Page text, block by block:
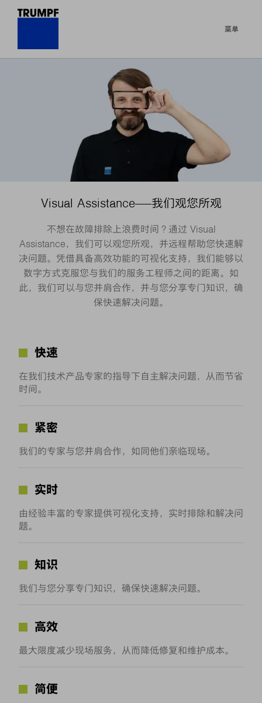
菜单
Visual Assistance——我们观您所观
不想在故障排除上浪费时间？通过 Visual
Assistance，我们可以观您所观，并远程帮助您快速解
决问题。凭借具备高效功能的可视化支持，我们能够以
数字方式克服您与我们的服务工程师之间的距离。如
此，我们可以与您并肩合作，并与您分享专门知识，确
保快速解决问题。
快速
在我们技术产品专家的指导下自主解决问题，从而节省
时间。
紧密
我们的专家与您并肩合作，如同他们亲临现场。
实时
由经验丰富的专家提供可视化支持，实时排除和解决问
题。
知识
我们与您分享专门知识，确保快速解决问题。
高效
最大限度减少现场服务，从而降低修复和维护成本。
简便